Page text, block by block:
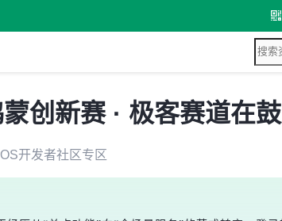
创新赛 · 极客赛道在鼓
开发者社区 专区